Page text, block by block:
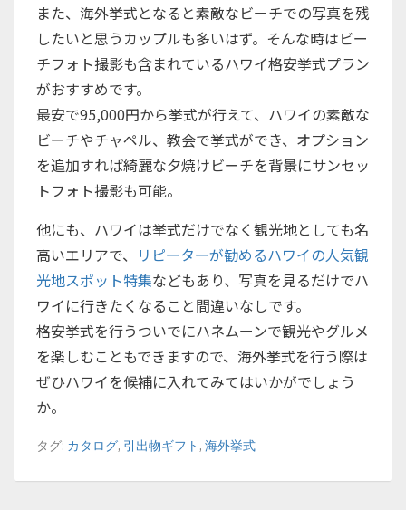
また、海外挙式となると素敵なビーチでの写真を残
したいと思うカップルも多いはず。そんな時はビー
チフォト撮影も含まれているハワイ格安挙式プラン
がおすすめです。
最安で95,000円から挙式が行えて、ハワイの素敵な
ビーチやチャペル、教会で挙式ができ、オプション
を追加すれば綺麗な夕焼けビーチを背景にサンセッ
トフォト撮影も可能。
他にも、ハワイは挙式だけでなく観光地としても名
高いエリアで、 リピーターが勧めるハワイの人気観
光地スポット特集などもあり、写真を見るだけでハ
ワイに行きたくなること間違いなしです。
格安挙式を行うついでにハネムーンで観光やグルメ
を楽しむこともできますので、海外挙式を行う際は
ぜひハワイを候補に入れてみてはいかがでしょう
か。
タグ: カタログ, 引出物ギフト , 海外挙式